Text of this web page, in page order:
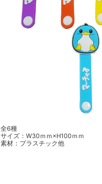
全6種
サイズ：W30ｍｍ×H100ｍｍ
素材：プラスチック他